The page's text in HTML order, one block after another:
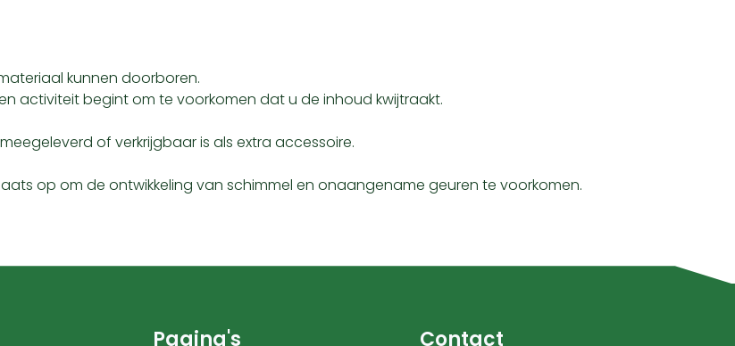
kunnen doorboren.
activiteit begint om te voorkomen dat u de inhoud kwijtraakt.
of verkrijgbaar is als extra accessoire.
op om de ontwikkeling van schimmel en onaangename geuren te voorkomen.
Pagina's Contact